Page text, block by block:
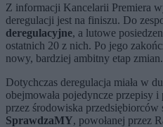
Z informacji Kancelarii Premiera
deregulacji jest na finiszu. Do
deregulacyjne, a lutowe
ostatnich 20 z nich. Po jego
nowy, bardziej ambitny etap zmian.
Dotychczas deregulacja miała w
obejmowała pojedyncze przepisy i
przez środowiska
SprawdzaMY, powołanej przez